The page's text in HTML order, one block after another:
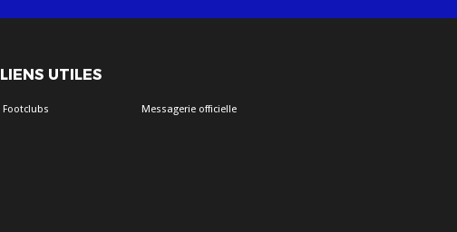
LIENS UTILES
Footclubs Messagerie officielle